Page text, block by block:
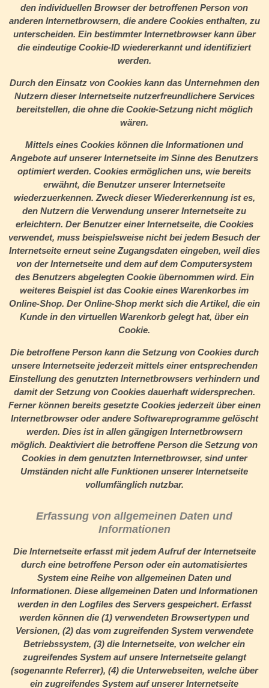
den individuellen Browser der betroffenen Person von
anderen Internetbrowsern, die andere Cookies enthalten, zu
unterscheiden. Ein bestimmter Internetbrowser kann über
die eindeutige Cookie-ID wiedererkannt und identifiziert
werden.
Durch den Einsatz von Cookies kann das Unternehmen den
Nutzern dieser Internetseite nutzerfreundlichere Services
bereitstellen, die ohne die Cookie-Setzung nicht möglich
wären.
Mittels eines Cookies können die Informationen und
Angebote auf unserer Internetseite im Sinne des Benutzers
optimiert werden. Cookies ermöglichen uns, wie bereits
erwähnt, die Benutzer unserer Internetseite
wiederzuerkennen. Zweck dieser Wiedererkennung ist es,
den Nutzern die Verwendung unserer Internetseite zu
erleichtern. Der Benutzer einer Internetseite, die Cookies
verwendet, muss beispielsweise nicht bei jedem Besuch der
Internetseite erneut seine Zugangsdaten eingeben, weil dies
von der Internetseite und dem auf dem Computersystem
des Benutzers abgelegten Cookie übernommen wird. Ein
weiteres Beispiel ist das Cookie eines Warenkorbes im
Online-Shop. Der Online-Shop merkt sich die Artikel, die ein
Kunde in den virtuellen Warenkorb gelegt hat, über ein
Cookie.
Die betroffene Person kann die Setzung von Cookies durch
unsere Internetseite jederzeit mittels einer entsprechenden
Einstellung des genutzten Internetbrowsers verhindern und
damit der Setzung von Cookies dauerhaft widersprechen.
Ferner können bereits gesetzte Cookies jederzeit über einen
Internetbrowser oder andere Softwareprogramme gelöscht
werden. Dies ist in allen gängigen Internetbrowsern
möglich. Deaktiviert die betroffene Person die Setzung von
Cookies in dem genutzten Internetbrowser, sind unter
Umständen nicht alle Funktionen unserer Internetseite
vollumfänglich nutzbar.
Erfassung von allgemeinen Daten und
Informationen
Die Internetseite erfasst mit jedem Aufruf der Internetseite
durch eine betroffene Person oder ein automatisiertes
System eine Reihe von allgemeinen Daten und
Informationen. Diese allgemeinen Daten und Informationen
werden in den Logfiles des Servers gespeichert. Erfasst
werden können die (1) verwendeten Browsertypen und
Versionen, (2) das vom zugreifenden System verwendete
Betriebssystem, (3) die Internetseite, von welcher ein
zugreifendes System auf unsere Internetseite gelangt
(sogenannte Referrer), (4) die Unterwebseiten, welche über
ein zugreifendes System auf unserer Internetseite